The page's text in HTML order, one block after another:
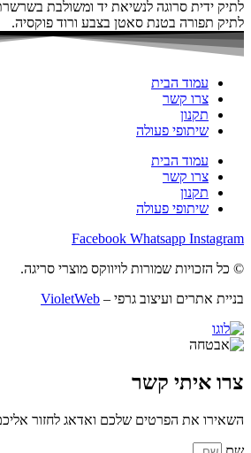
לתיק ידית סרוגה לנשיאת יד ומשולבת
לתיק תפורה בטנת סאטן בצבע ורוד פוקסיה.
עמוד הבית
צרו קשר
תקנון
שיתופי פעולה
עמוד הבית
צרו קשר
תקנון
שיתופי פעולה
Facebook Whatsapp Instagram
© כל הזכויות שמורות לויווקס מוצרי סריגה.
בניית אתרים ועיצוב גרפי – VioletWeb
צרו איתי קשר
השאירו את הפרטים שלכם ואדאג לחזור